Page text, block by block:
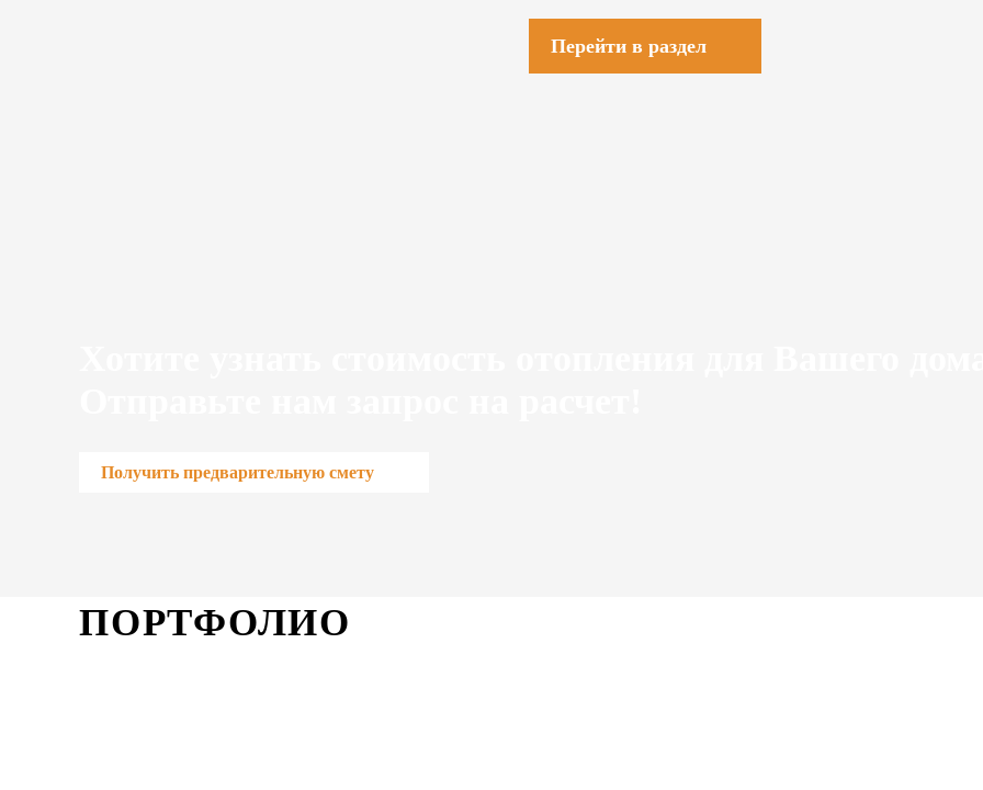
Перейти в раздел
Получить предварительную смету
ПОРТФОЛИО